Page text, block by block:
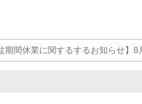
期間休業に関するするお知らせ】